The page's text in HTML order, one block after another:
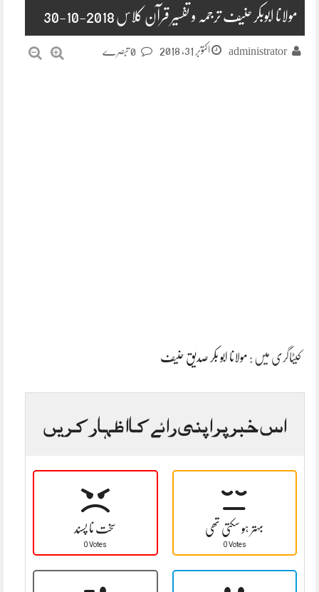
مولانا ابوبکر حنیف ترجمہ و تفسیر قرآن کلاس 2018-10-30
administrator اکتوبر 31, 2018
کیٹاگری میں : مولانا ابو بکر صدیق حنیف
اس خبر پر اپنی رائے کا اظہار کریں
سخت نا پسند
0 Votes
بہتر ہو سکتی تھی
0 Votes